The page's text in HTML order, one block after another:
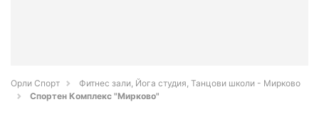
Орли Спорт
Фитнес зали, Йога студия, Танцови школи - Мирково
Спортен Комплекс "Мирково"